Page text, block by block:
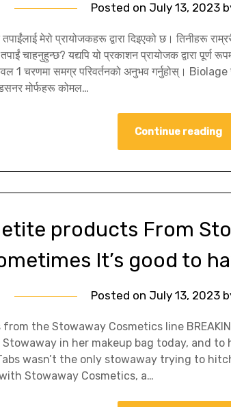
Posted on July 13, 2023
मेरो प्रायोजकहरू द्वारा दिइएको छ। तिनीहरू
चाहनुहुन्छ? यद्यपि यो प्रकाशन प्रायोजक द्वारा पूर्ण
1 चरणमा समग्र परिवर्तनको अनुभव गर्नुहोस्।
मोर्फहरू कोमल…
Continue reading
products From
It’s good to
Posted on July 13, 2023
the Stowaway Cosmetics line
in her makeup bag today, and to
wasn’t the only stowaway trying to
Stowaway Cosmetics, a…